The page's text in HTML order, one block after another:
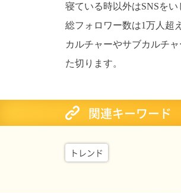
寝ている時以外はSNSを
総フォロワー数は1万人超
カルチャーやサブカルチ
た切ります。
関連キーワード
トレンド